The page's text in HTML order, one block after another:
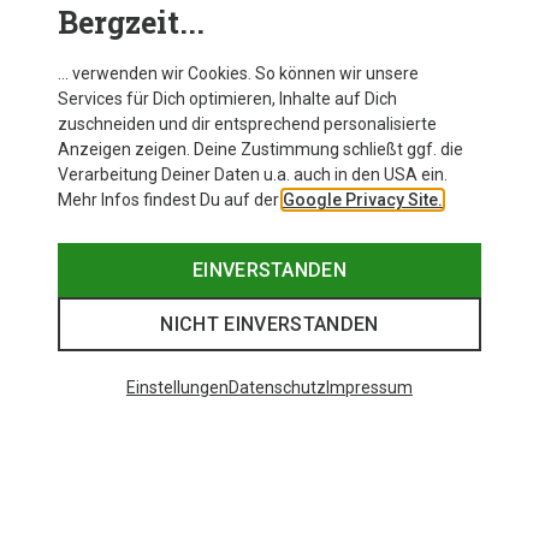
Bergzeit...
… verwenden wir Cookies. So können wir unsere
Services für Dich optimieren, Inhalte auf Dich
zuschneiden und dir entsprechend personalisierte
Anzeigen zeigen. Deine Zustimmung schließt ggf. die
Verarbeitung Deiner Daten u.a. auch in den USA ein.
Mehr Infos findest Du auf der Google Privacy Site.
EINVERSTANDEN
NICHT EINVERSTANDEN
EinstellungenDatenschutz Impressum